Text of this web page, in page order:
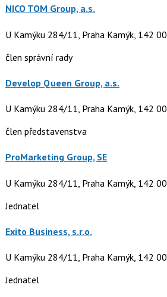
NICO TOM Group, a.s.
U Kamýku 284/11, Praha Kamýk, 142 00
člen správní rady
Develop Queen Group, a.s.
U Kamýku 284/11, Praha Kamýk, 142 00
člen představenstva
ProMarketing Group, SE
U Kamýku 284/11, Praha Kamýk, 142 00
Jednatel
Exito Business, s.r.o.
U Kamýku 284/11, Praha Kamýk, 142 00
Jednatel